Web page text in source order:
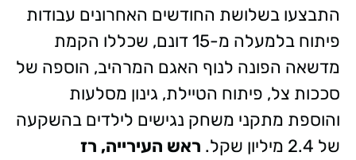
התבצעו בשלושת החודשים האחרונים עבודות
פיתוח בלמעלה מ-15 דונם, שכללו הקמת
מדשאה הפונה לנוף האגם המרהיב, הוספה של
סככות צל, פיתוח הטיילת, גינון מסלעות
והוספת מתקני משחק נגישים לילדים בהשקעה
של 2.4 מיליון שקל.
ראש העירייה, רז